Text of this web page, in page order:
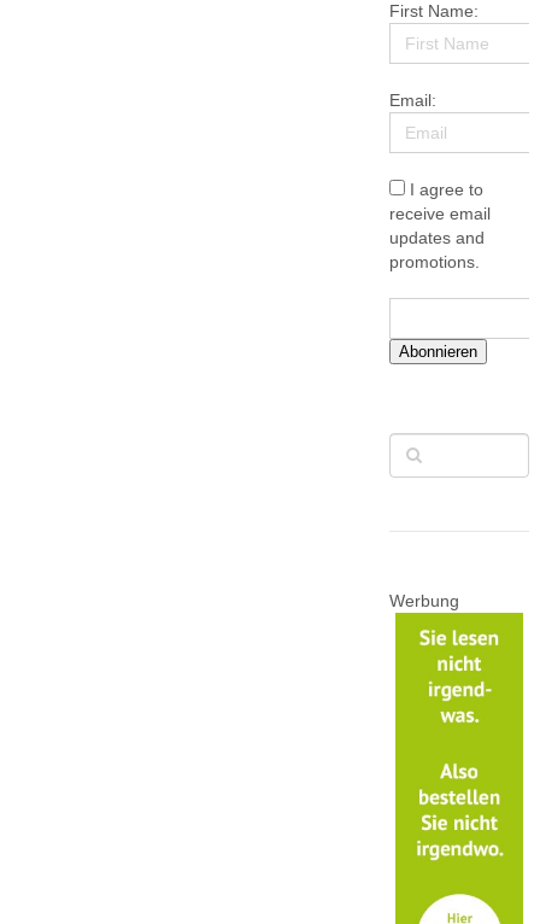
First Name:
Email:
I agree to
receive email
updates and
promotions.
Abonnieren
Werbung